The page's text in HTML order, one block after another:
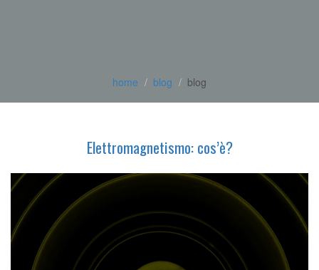
home blog blog
Elettromagnetismo: cos’è?